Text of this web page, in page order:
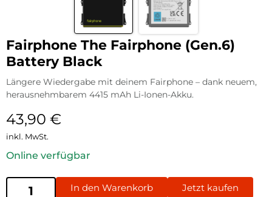
Fairphone The Fairphone (Gen.6)
Battery Black
Längere Wiedergabe mit deinem Fairphone – dank neuem,
herausnehmbarem 4415 mAh Li-Ionen-Akku.
43,90 €
inkl. MwSt.
Online verfügbar
In den Warenkorb Jetzt kaufen